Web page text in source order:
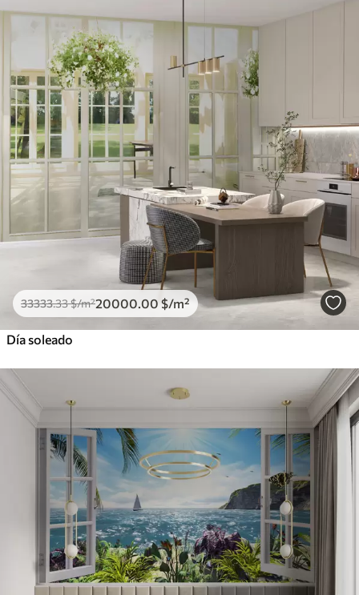
33333.33$/m²20000.00 $/m²
Día soleado